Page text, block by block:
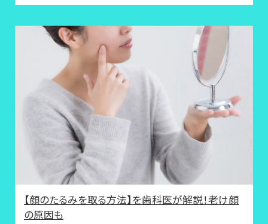
【顔のたるみを取る方法】を歯科医が解説！老け顔
の原因も